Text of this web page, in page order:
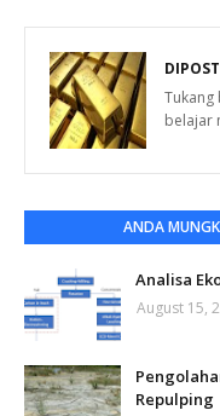
Tukang
belajar
ANDA
Analisa
August 15,
Repulping